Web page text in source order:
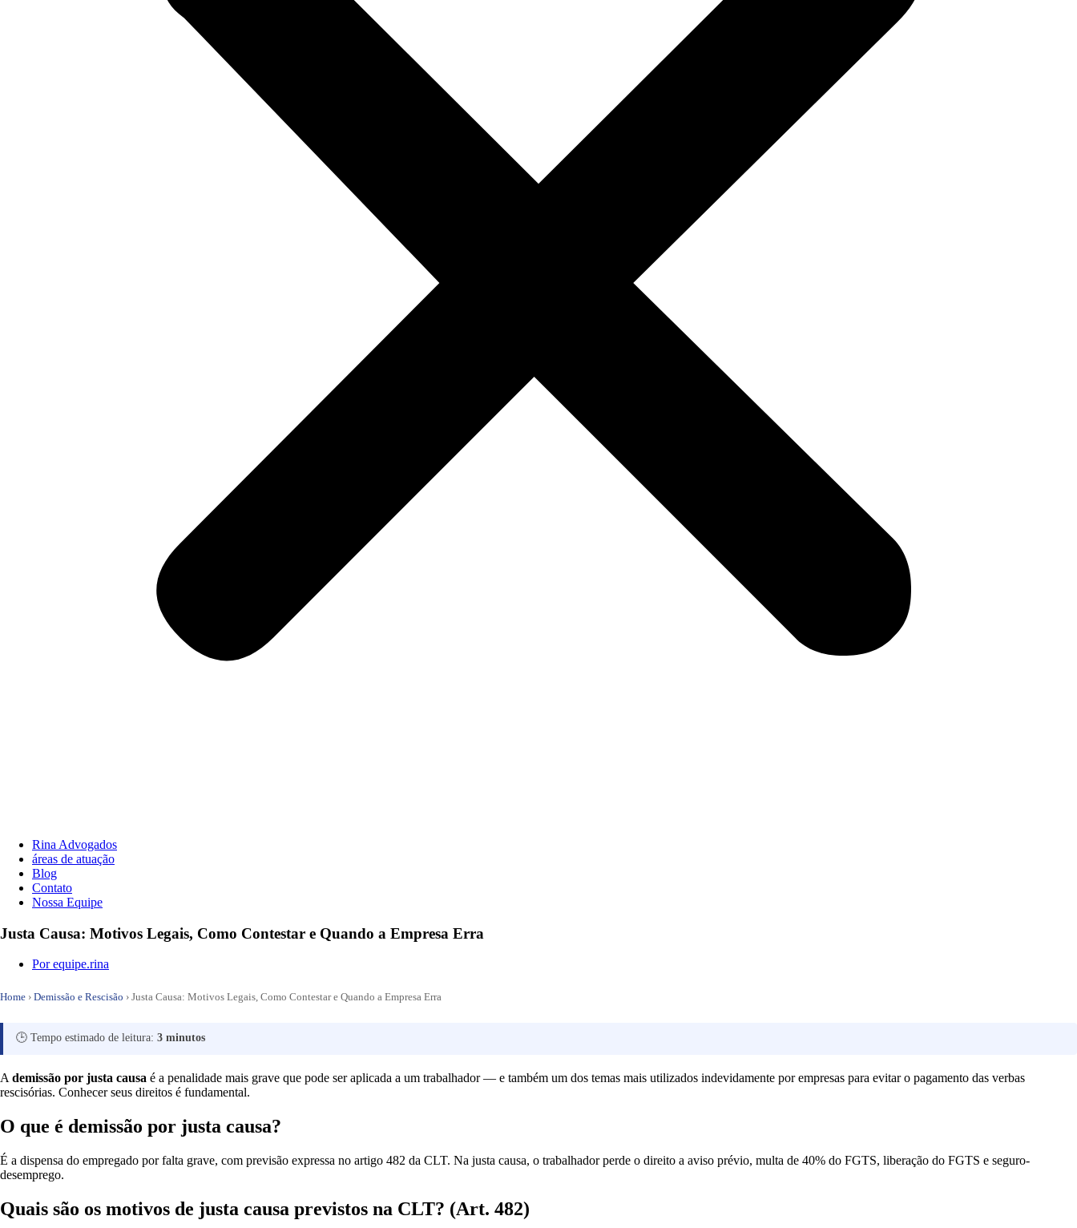
Rina Advogados
áreas de atuação
Blog
Contato
Nossa Equipe
Justa Causa: Motivos Legais, Como Contestar e Quando a Empresa Erra
Porequipe.rina
Home › Demissão e Rescisão › Justa Causa: Motivos Legais, Como Contestar e Quando a Empresa Erra
🕒 Tempo estimado de leitura: 3 minutos
Ademissão por justa causa é a penalidade mais grave que pode ser aplicada a um trabalhador — e também um dos temas mais utilizados indevidamente por empresas para evitar o pagamento das verbas
rescisórias. Conhecer seus direitos é fundamental.
O que é demissão por justa causa?
É a dispensa do empregado por falta grave, com previsão expressa no artigo 482 da CLT. Na justa causa, o trabalhador perde o direito a aviso prévio, multa de 40% do FGTS, liberação do FGTS e seguro-
desemprego.
Quais são os motivos de justa causa previstos na CLT? (Art. 482)